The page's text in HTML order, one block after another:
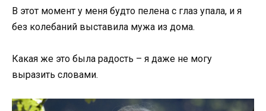
В этот момент у меня будто пелена с глаз упала, и я
без колебаний выставила мужа из дома.
Какая же это была радость – я даже не могу
выразить словами.